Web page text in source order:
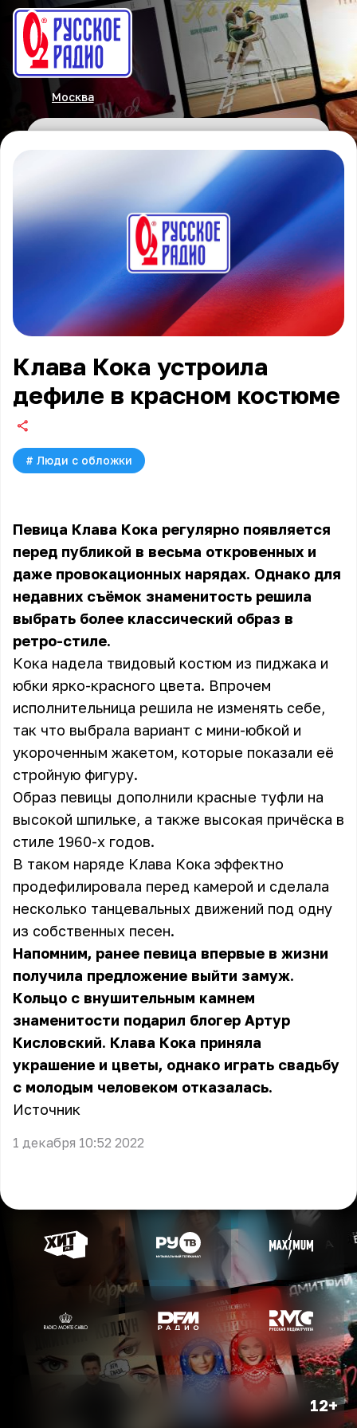
Москва
Клава Кока устроила
дефиле в красном костюме
# Люди с обложки
Певица Клава Кока регулярно появляется
перед публикой в весьма откровенных и
даже провокационных нарядах. Однако для
недавних съёмок знаменитость решила
выбрать более классический образ в
ретро-стиле.
Кока надела твидовый костюм из пиджака и
юбки ярко-красного цвета. Впрочем
исполнительница решила не изменять себе,
так что выбрала вариант с мини-юбкой и
укороченным жакетом, которые показали её
стройную фигуру.
Образ певицы дополнили красные туфли на
высокой шпильке, а также высокая причёска в
стиле 1960-х годов.
В таком наряде Клава Кока эффектно
продефилировала перед камерой и сделала
несколько танцевальных движений под одну
из собственных песен.
Напомним, ранее певица впервые в жизни
получила предложение выйти замуж.
Кольцо с внушительным камнем
знаменитости подарил блогер Артур
Кисловский. Клава Кока приняла
украшение и цветы, однако играть свадьбу
с молодым человеком отказалась.
Источник
1 декабря 10:52 2022
12+